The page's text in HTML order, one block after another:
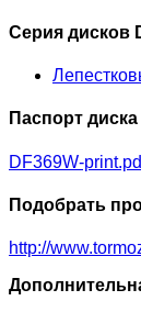
Серия дисков
Паспорт
DF369W-
Подобрать
http://